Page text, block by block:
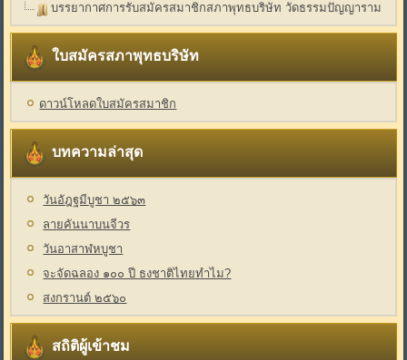
บรรยากาศการรับสมัครสมาชิกสภาพุทธบริษัท วัดธรรมปัญญาราม
ใบสมัครสภาพุทธบริษัท
ดาวน์โหลดใบสมัครสมาชิก
บทความล่าสุด
วันอัฎฐมีบูชา ๒๕๖๓
ลายคันนาบนจีวร
วันอาสาฬหบูชา
จะจัดฉลอง ๑๐๐ ปี ธงชาติไทยทำไม?
สงกรานต์ ๒๕๖๐
สถิติผู้เข้าชม